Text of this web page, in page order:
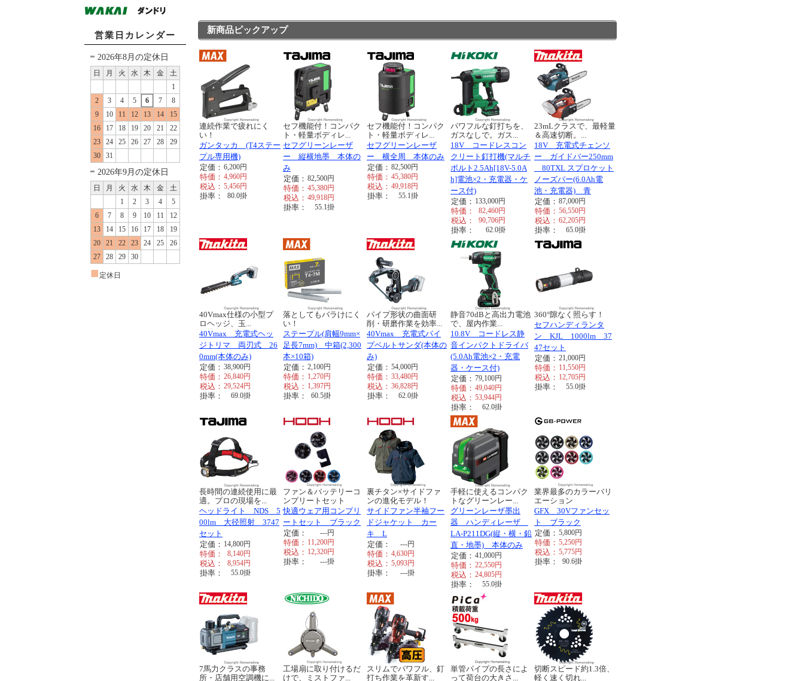
営業日カレンダー
2026年8月の定休日
日 月 火 水 木 金
土
1
2
3 4 5 6 7
8
9
10 11 12 13 14
15
16
17 18 19 20 21
22
23
24 25 26 27 28
29
30
31
2026年9月の定休日
日 月 火 水 木 金
土
1
2 3 4
5
6
7 8 9 10 11
12
13
14 15 16 17 18
19
20
21 22 23 24 25
26
27
28 29 30
■ 定休日
新商品ピックアップ
連続作業で疲れにく
い！
ガンタッカ (T4ステー
プル専用機)
定価： 6,200円
特価： 4,960円
税込： 5,456円
掛率： 80.0掛
セフ機能付！コンパク
ト・軽量ボディレ...
セフグリーンレーザ
ー 縦横地墨 本体の
み
定価： 82,500円
特価： 45,380円
税込： 49,918円
掛率： 55.1掛
セフ機能付！コンパク
ト・軽量ボディレ...
セフグリーンレーザ
ー 横全周 本体のみ
定価： 82,500円
特価： 45,380円
税込： 49,918円
掛率： 55.1掛
パワフルな釘打ちを、
ガスなしで。ガス...
18V コードレスコン
クリート釘打機(マルチ
ボルト2.5Ah[18V-5.0A
h]電池×2・充電器・ケ
ース付)
定価： 133,000円
特価： 82,460円
税込： 90,706円
掛率： 62.0掛
23mLクラスで、最軽量
＆高速切断。...
18V 充電式チェンソ
ー ガイドバー250mm
80TXL スプロケット
ノーズバー(6.0Ah電
池・充電器) 青
定価： 87,000円
特価： 56,550円
税込： 62,205円
掛率： 65.0掛
40Vmax仕様の小型プ
ロヘッジ、玉...
40Vmax 充電式ヘッ
ジトリマ 両刃式 26
0mm(本体のみ)
定価： 38,900円
特価： 26,840円
税込： 29,524円
掛率： 69.0掛
落としてもバラけにく
い！
ステープル(肩幅9mm×
足長7mm) 中箱(2,300
本×10箱)
定価： 2,100円
特価： 1,270円
税込： 1,397円
掛率： 60.5掛
パイプ形状の曲面研
削・研磨作業を効率...
40Vmax 充電式パイ
プベルトサンダ(本体の
み)
定価： 54,000円
特価： 33,480円
税込： 36,828円
掛率： 62.0掛
静音70dBと高出力電池
で、屋内作業...
10.8V コードレス静
音インパクトドライバ
(5.0Ah電池×2・充電
器・ケース付)
定価： 79,100円
特価： 49,040円
税込： 53,944円
掛率： 62.0掛
360°隙なく照らす！
セフハンディランタ
ン KJL 1000lm 37
47セット
定価： 21,000円
特価： 11,550円
税込： 12,705円
掛率： 55.0掛
長時間の連続使用に最
適。プロの現場を...
ヘッドライト NDS 5
00lm 大径照射 3747
セット
定価： 14,800円
特価： 8,140円
税込： 8,954円
掛率： 55.0掛
ファン＆バッテリーコ
ンプリートセット
快適ウェア用コンプリ
ートセット ブラック
定価：
---円
特価： 11,200円
税込： 12,320円
掛率： ---掛
裏チタン×サイドファ
ンの進化モデル！
サイドファン半袖フー
ドジャケット カー
キ L
定価：
---円
特価： 4,630円
税込： 5,093円
掛率： ---掛
手軽に使えるコンパク
トなグリーンレー...
グリーンレーザ墨出
器 ハンディレーザ
LA-P211DG(縦・横・鉛
直・地墨) 本体のみ
定価： 41,000円
特価： 22,550円
税込： 24,805円
掛率： 55.0掛
業界最多のカラーバリ
エーション
GFX 30Vファンセッ
ト ブラック
定価： 5,800円
特価： 5,250円
税込： 5,775円
掛率： 90.6掛
7馬力クラスの事務
所・店舗用空調機に...
工場扇に取り付けるだ
けで、ミストファ...
スリムでパワフル、釘
打ち作業を革新す...
単管パイプの長さによ
って荷台の大きさ...
切断スピード約1.3倍、
軽く速く切れ...